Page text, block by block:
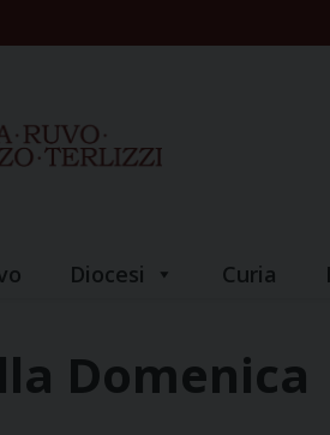
Diocesi Curia
Domenica